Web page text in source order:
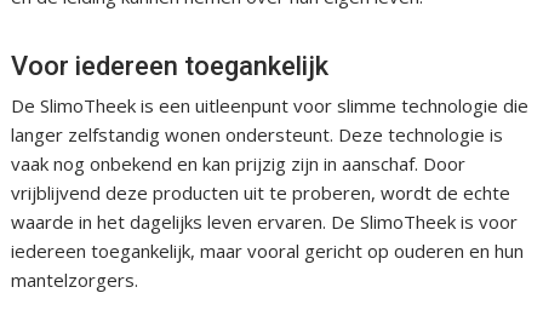
Voor iedereen toegankelijk
De SlimoTheek is een uitleenpunt voor slimme technologie die
langer zelfstandig wonen ondersteunt. Deze technologie is
vaak nog onbekend en kan prijzig zijn in aanschaf. Door
vrijblijvend deze producten uit te proberen, wordt de echte
waarde in het dagelijks leven ervaren. De SlimoTheek is voor
iedereen toegankelijk, maar vooral gericht op ouderen en hun
mantelzorgers.